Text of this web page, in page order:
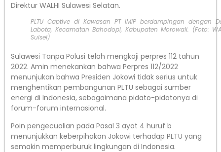
Direktur WALHI Sulawesi Selatan.
PLTU Captive di Kawasan PT IMIP berdampingan dengan
Labota, Kecamatan Bahodopi, Kabupaten Morowali. (Foto:
Sulsel)
Sulawesi Tanpa Polusi telah mengkaji perpres 112 tahun
2022. Amin menekankan bahwa Perpres 112/2022
menunjukan bahwa Presiden Jokowi tidak serius untuk
menghentikan pembangunan PLTU sebagai sumber
energi di Indonesia, sebagaimana pidato-pidatonya di
forum-forum internasional.
Poin pengecualian pada Pasal 3 ayat 4 huruf b
menunjukkan keberpihakan Jokowi terhadap PLTU yang
semakin memperburuk lingkungan di Indonesia.